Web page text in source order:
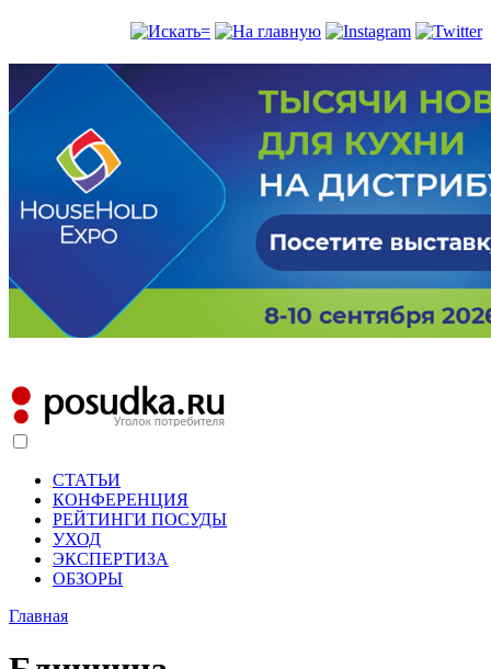
СТАТЬИ
КОНФЕРЕНЦИЯ
РЕЙТИНГИ ПОСУДЫ
УХОД
ЭКСПЕРТИЗА
ОБЗОРЫ
Главная